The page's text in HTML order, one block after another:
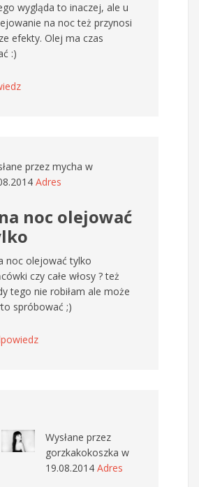
wygląda to inaczej, ale u
na noc też przynosi
efekty. Olej ma czas
:)
przez mycha w
Adres
noc olejować
noc olejować tylko
czy całe włosy ? też
tego nie robiłam ale może
spróbować ;)
Wysłane przez
gorzkakokoszka w
19.08.2014 Adres